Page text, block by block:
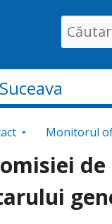
Search
for:
Monitorul